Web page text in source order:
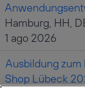
Hamburg, HH,
1 ago 2026
Ausbildung zum
Shop Lübeck